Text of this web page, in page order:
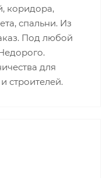
коридора,
спальни. Из
Под любой
для
строителей.